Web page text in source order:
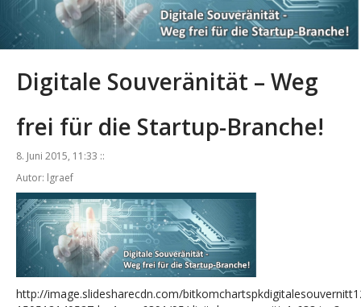
Digitale Souveränität – Weg
frei für die Startup-Branche!
8. Juni 2015, 11:33 ::
Autor: lgraef
http://image.slidesharecdn.com/